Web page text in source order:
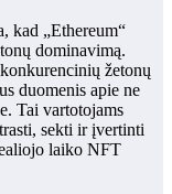
kad „Ethereum“
dominavimą.
žetonų
duomenis apie ne
Tai vartotojams
sekti ir įvertinti
laiko NFT